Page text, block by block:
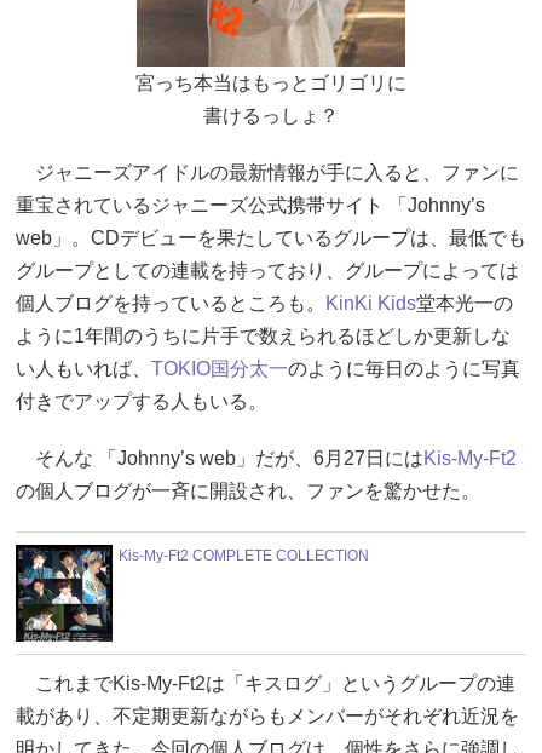
宮っち本当はもっとゴリゴリに
書けるっしょ？
ジャニーズアイドルの最新情報が手に入ると、ファンに
重宝されているジャニーズ公式携帯サイト 「Johnny’s
web」。CDデビューを果たしているグループは、最低でも
グループとしての連載を持っており、グループによっては
個人ブログを持っているところも。
KinKi Kids堂本光一の
ように1年間のうちに片手で数えられるほどしか更新しな
い人もいれば、 TOKIO国分太一のように毎日のように写真
付きでアップする人もいる。
そんな 「Johnny’s web」だが、6月27日にはKis-My-Ft2
の個人ブログが一斉に開設され、ファンを驚かせた。
Kis-My-Ft2 COMPLETE COLLECTION
これまでKis-My-Ft2は「キスログ」というグループの連
載があり、不定期更新ながらもメンバーがそれぞれ近況を
明かしてきた。今回の個人ブログは、個性をさらに強調し